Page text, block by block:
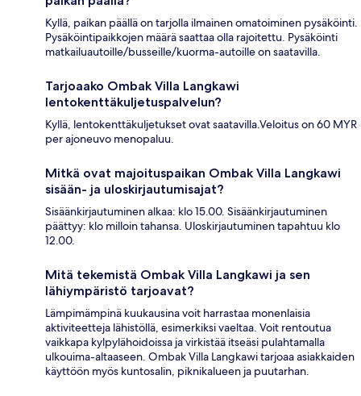
Kyllä, paikan päällä on tarjolla ilmainen omatoiminen pysäköinti.
Pysäköintipaikkojen määrä saattaa olla rajoitettu. Pysäköinti
matkailuautoille/busseille/kuorma-autoille on saatavilla.
Tarjoaako Ombak Villa Langkawi
lentokenttäkuljetuspalvelun?
Kyllä, lentokenttäkuljetukset ovat saatavilla.Veloitus on 60 MYR
per ajoneuvo menopaluu.
Mitkä ovat majoituspaikan Ombak Villa Langkawi
sisään- ja uloskirjautumisajat?
Sisäänkirjautuminen alkaa: klo 15.00. Sisäänkirjautuminen
päättyy: klo milloin tahansa. Uloskirjautuminen tapahtuu klo
12.00.
Mitä tekemistä Ombak Villa Langkawi ja sen
lähiympäristö tarjoavat?
Lämpimämpinä kuukausina voit harrastaa monenlaisia
aktiviteetteja lähistöllä, esimerkiksi vaeltaa. Voit rentoutua
vaikkapa kylpylähoidoissa ja virkistää itseäsi pulahtamalla
ulkouima-altaaseen. Ombak Villa Langkawi tarjoaa asiakkaiden
käyttöön myös kuntosalin, piknikalueen ja puutarhan.